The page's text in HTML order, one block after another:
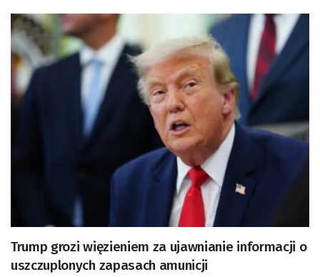
Trump grozi więzieniem za ujawnianie informacji o
uszczuplonych zapasach amunicji